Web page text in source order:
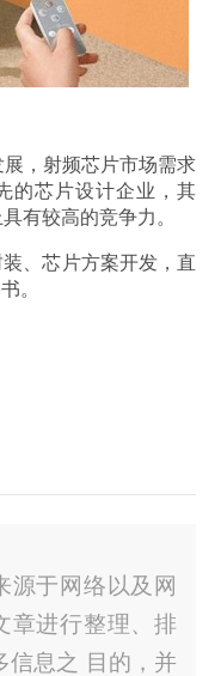
，射频芯片市场需求
的芯片设计企业，其
有较高的竞争力。
、芯片方案开发，直
。
源于网络以及网
章进行整理、排
信息之 目的，并